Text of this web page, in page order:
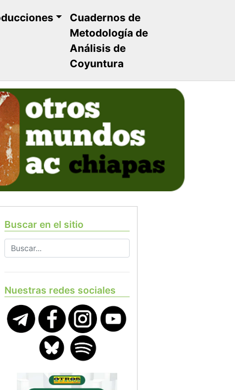
Cuadernos de
Metodología de
Análisis de
Coyuntura
Buscar en el sitio
Nuestras redes sociales